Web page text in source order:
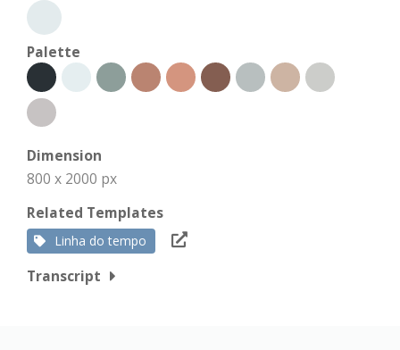
Palette
Dimension
800 x 2000 px
Related Templates
Linha do tempo
Transcript